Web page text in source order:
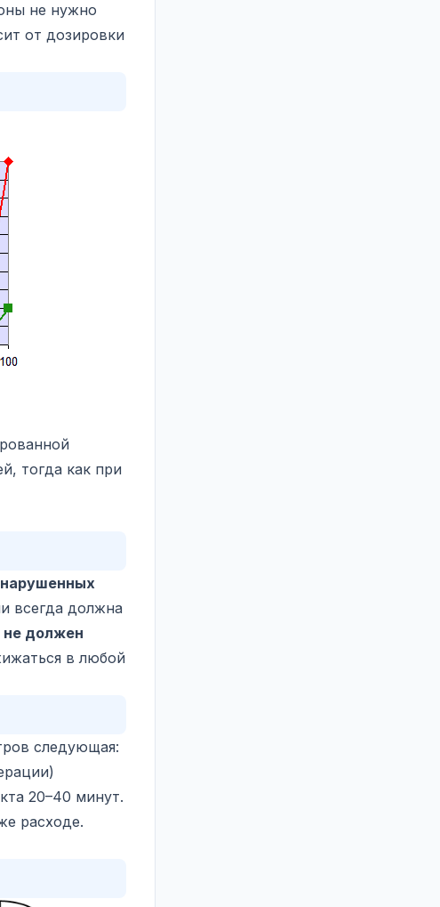
не нужно
от дозировки
тогда как при
всегда должна
не должен
в любой
следующая:
20–40 минут.
расходе.